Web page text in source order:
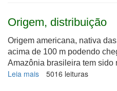
Origem, distribuição
Origem americana, nativa
acima de 100 m podendo
Amazônia brasileira tem sido
Leia mais sobre
5016 leituras